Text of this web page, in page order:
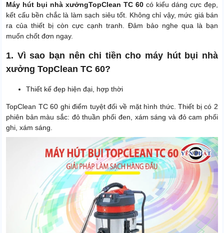
Máy hút bụi nhà xưởngTopClean TC 60 có kiểu dáng cực đẹp,
kết cấu bền chắc là làm sạch siêu tốt. Không chỉ vậy, mức giá bán
ra của thiết bị còn cực cạnh tranh. Đảm bảo nghe qua là bạn
muốn chốt đơn ngay.
1. Vì sao bạn nên chi tiền cho máy hút bụi nhà
xưởng TopClean TC 60?
Thiết kế đẹp hiện đại, hợp thời
TopClean TC 60 ghi điểm tuyệt đối về mặt hình thức. Thiết bị có 2
phiên bản màu sắc: đỏ thuần phối đen, xám sáng và đỏ cam phối
ghi, xám sáng.